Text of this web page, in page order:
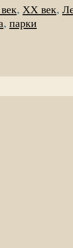
, XX век,
, парки